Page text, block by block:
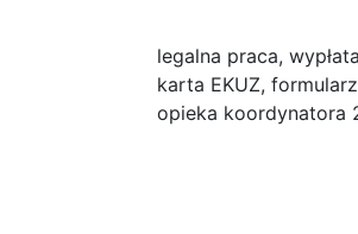
legalna praca,
karta EKUZ,
opieka koordynatora